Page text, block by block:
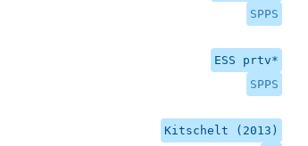
SPPS
ESS prtv*
SPPS
Kitschelt (2013)